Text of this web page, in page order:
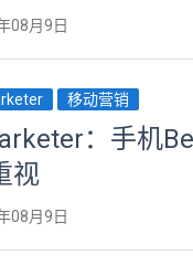
08月9日
移动营销
：手机
视
08月9日